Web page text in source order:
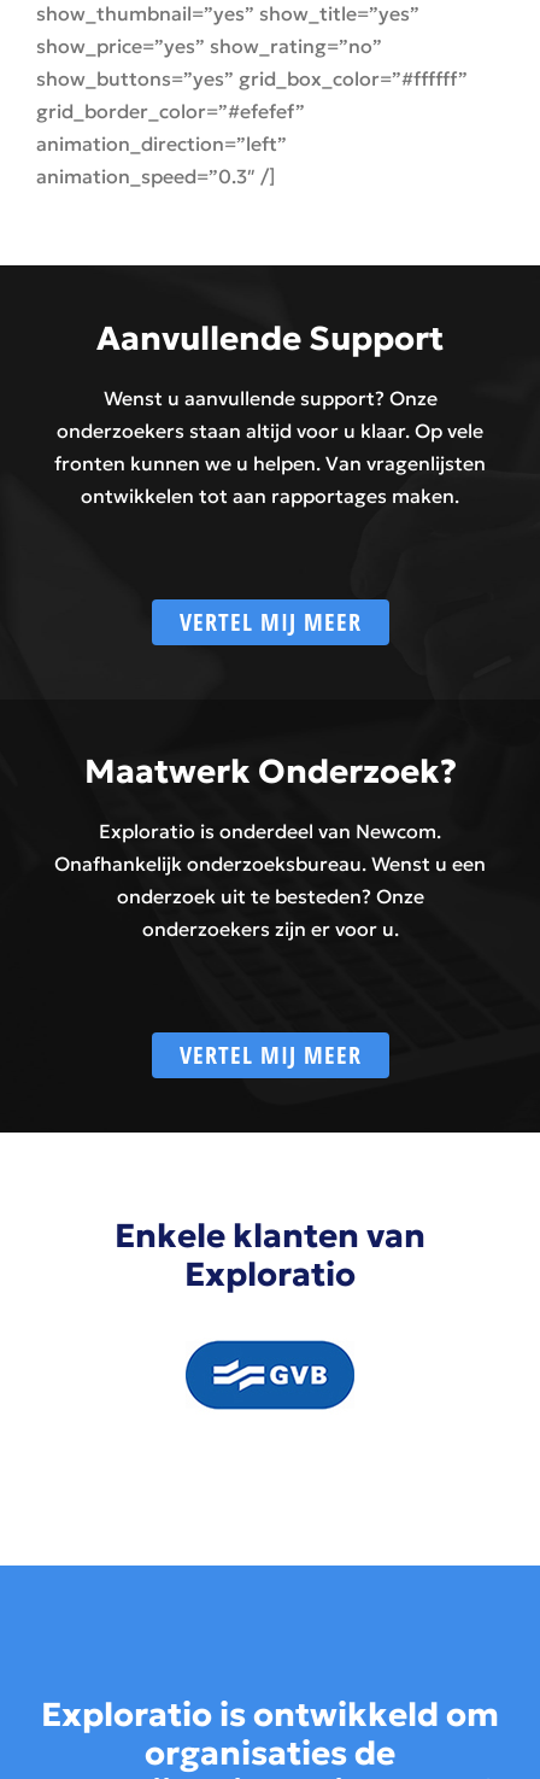
show_thumbnail=”yes” show_title=”yes”
show_price=”yes” show_rating=”no”
show_buttons=”yes” grid_box_color=”#ffffff”
grid_border_color=”#efefef”
animation_direction=”left”
animation_speed=”0.3″ /]
Aanvullende Support
Wenst u aanvullende support? Onze
onderzoekers staan altijd voor u klaar. Op vele
fronten kunnen we u helpen. Van vragenlijsten
ontwikkelen tot aan rapportages maken.
VERTEL MIJ MEER
Maatwerk Onderzoek?
Exploratio is onderdeel van Newcom.
Onafhankelijk onderzoeksbureau. Wenst u een
onderzoek uit te besteden? Onze
onderzoekers zijn er voor u.
VERTEL MIJ MEER
Enkele klanten van
Exploratio
Exploratio is ontwikkeld om
organisaties de